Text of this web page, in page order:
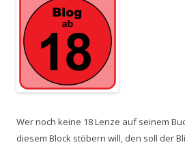
Wer noch keine 18 Lenze auf seinem
diesem Block stöbern will, den soll der